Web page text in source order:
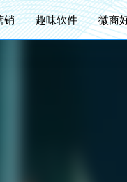
销 趣味软件 微商